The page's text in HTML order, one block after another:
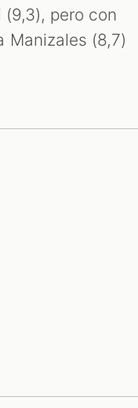
(9,3), pero con
Manizales (8,7)